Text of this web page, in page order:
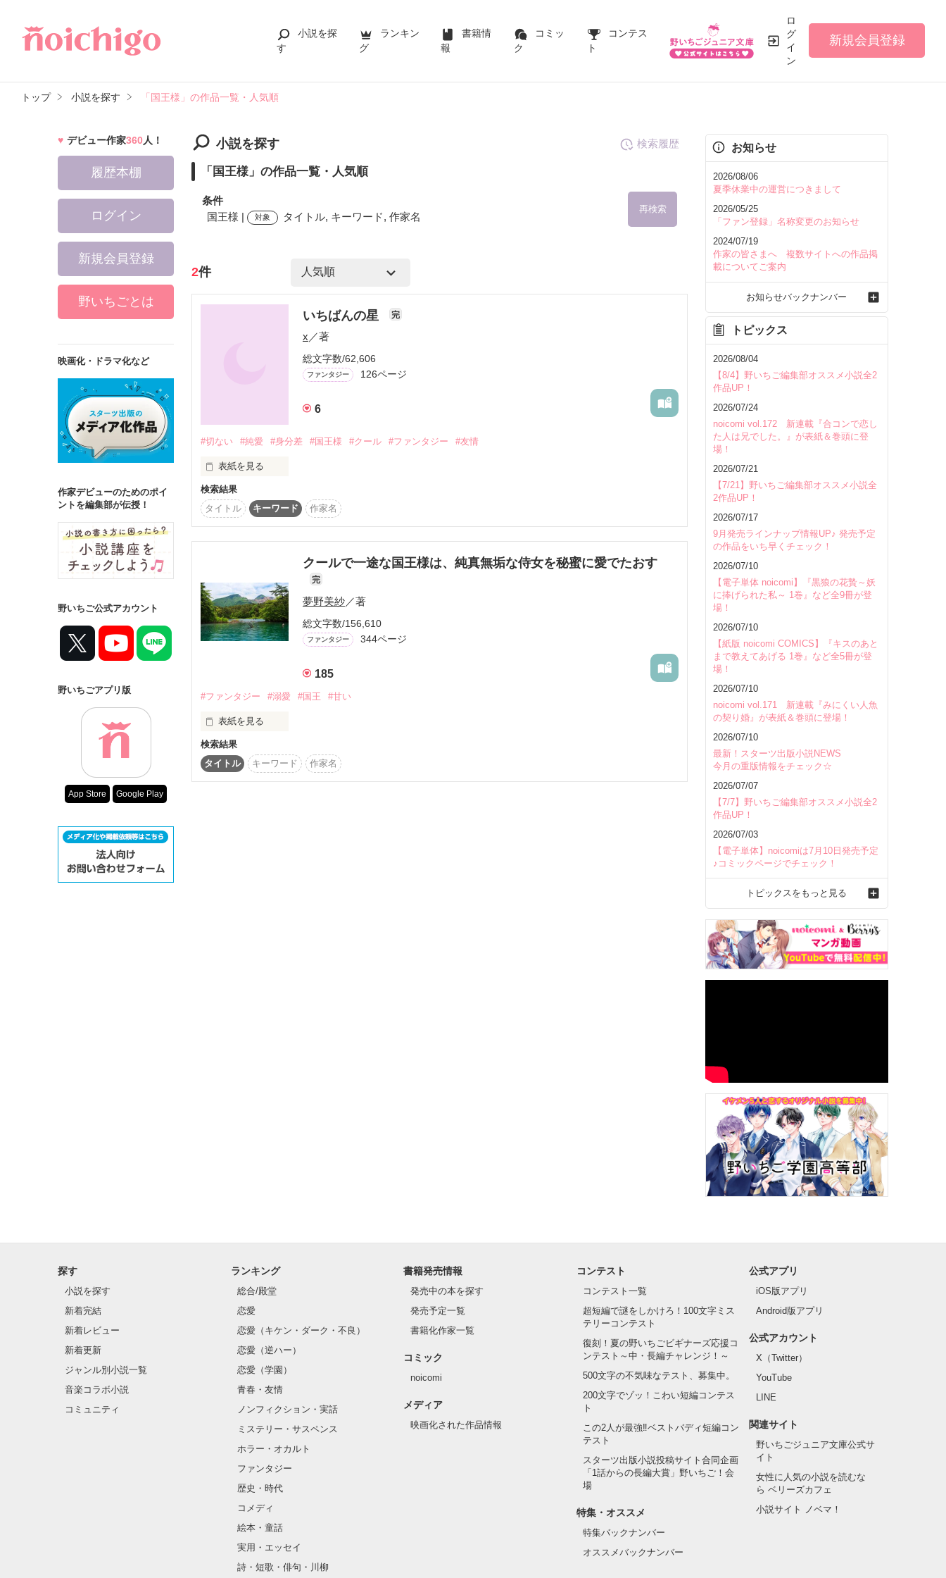
小説を探
す
ランキン
グ
書籍情
報
コミッ
ク
コンテス
ト
ロ
グ
イ
ン
新規会員登録
トップ 小説を探す 「国王様」の作品一覧・人気順
小説を探す
「国王様」の作品一覧・人気順
条件
国王様 |
対象 タイトル, キーワード, 作家名
再検索
を含む
タイトル
ジャンル
ステータス
作品の長さ
長編
中編 短編
コンテスト
500文字の不気味なテスト、募集中。
200文字でゾッ！こわい短編コンテスト
この2人が最強‼ベストバディ短編コンテスト
スターツ出版小説投稿サイト合同企画「1話からの長編大賞」野いちご！会場
検索履歴
2件
いちばんの星 完
x ／著
総文字数/62,606
ファンタジー 126ページ
6
#切ない #純愛 #身分差 #国王様 #クール #ファンタジー #友情
表紙を見る
｢あなたは最低だわ｣
そう…思っていたのに…
そう…思っていたのに…
*――――――――――*
女にとてもだらしがない
国王様と
彼に仕える使用人との
*――――――――――*
＊＊＊＊＊＊＊＊
09/10/17 完結
検索結果
タイトル
キーワード 作家名
クールで一途な国王様は、純真無垢な侍女を秘蜜に愛でたおす
完
夢野美紗／著
総文字数/156,610
ファンタジー 344ページ
185
#ファンタジー #溺愛 #国王 #甘い
表紙を見る
薬膳料理で有名なトルシアン食堂で働く庶民のアンナは、得意な薬膳料理の腕をあげるために薬師の勉
強をしていた。そんなある日、アンナはランドルシア城の調理場で仕事をするように言われ、いざ城へ
向かうが途中で盗賊に出くわしてしまい……。
検索結果
タイトル
キーワード 作家名
デビュー作家360人！
履歴本棚
ログイン
新規会員登録
野いちごとは
映画化・ドラマ化など
作家デビューのためのポイ
ントを編集部が伝授！
野いちご公式アカウント
野いちごアプリ版
App Store Google Play
お知らせ
2026/08/06
夏季休業中の運営につきまして
2026/05/25
「ファン登録」名称変更のお知らせ
2024/07/19
作家の皆さまへ 複数サイトへの作品掲
載についてご案内
お知らせバックナンバー
トピックス
2026/08/04
【8/4】野いちご編集部オススメ小説全2
作品UP！
2026/07/24
noicomi vol.172 新連載『合コンで恋し
た人は兄でした。』が表紙＆巻頭に登
場！
2026/07/21
【7/21】野いちご編集部オススメ小説全
2作品UP！
2026/07/17
9月発売ラインナップ情報UP♪ 発売予定
の作品をいち早くチェック！
2026/07/10
【電子単体 noicomi】『黒狼の花贄～妖
に捧げられた私～ 1巻』など全9冊が登
場！
2026/07/10
【紙版 noicomi COMICS】『キスのあと
まで教えてあげる 1巻』など全5冊が登
場！
2026/07/10
noicomi vol.171 新連載『みにくい人魚
の契り婚』が表紙＆巻頭に登場！
2026/07/10
最新！スターツ出版小説NEWS
今月の重版情報をチェック☆
2026/07/07
【7/7】野いちご編集部オススメ小説全2
作品UP！
2026/07/03
【電子単体】noicomiは7月10日発売予定
♪コミックページでチェック！
トピックスをもっと見る
探す
小説を探す
新着完結
新着レビュー
新着更新
ジャンル別小説一覧
音楽コラボ小説
コミュニティ
ランキング
総合/殿堂
恋愛
恋愛（キケン・ダーク・不良）
恋愛（逆ハー）
恋愛（学園）
青春・友情
ノンフィクション・実話
ミステリー・サスペンス
ホラー・オカルト
ファンタジー
歴史・時代
コメディ
絵本・童話
実用・エッセイ
詩・短歌・俳句・川柳
書籍発売情報
発売中の本を探す
発売予定一覧
書籍化作家一覧
コミック
noicomi
メディア
映画化された作品情報
コンテスト
コンテスト一覧
超短編で謎をしかけろ！100文字ミス
テリーコンテスト
復刻！夏の野いちごビギナーズ応援コ
ンテスト～中・長編チャレンジ！～
500文字の不気味なテスト、募集中。
200文字でゾッ！こわい短編コンテス
ト
この2人が最強‼ベストバディ短編コン
テスト
スターツ出版小説投稿サイト合同企画
「1話からの長編大賞」野いちご！会
場
特集・オススメ
特集バックナンバー
オススメバックナンバー
公式アプリ
iOS版アプリ
Android版アプリ
公式アカウント
X（Twitter）
YouTube
LINE
関連サイト
野いちごジュニア文庫公式サ
イト
女性に人気の小説を読むな
ら ベリーズカフェ
小説サイト ノベマ！